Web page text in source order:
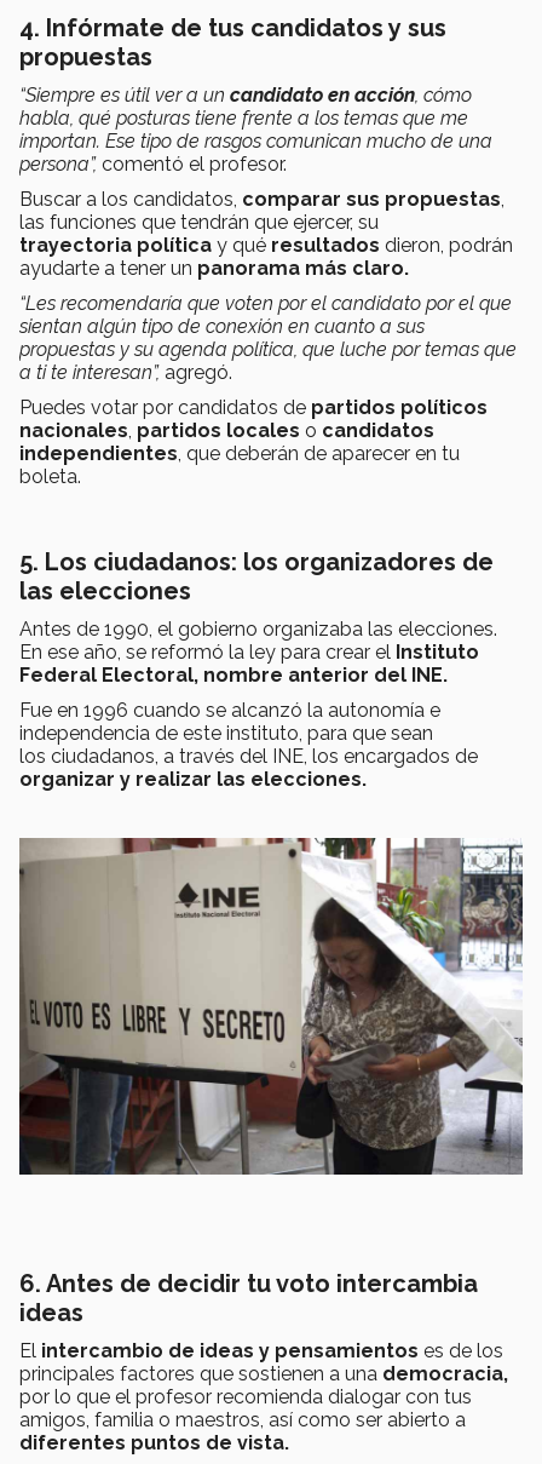
4. Infórmate de tus candidatos y sus
propuestas
“Siempre es útil ver a un candidato en acción, cómo
habla, qué posturas tiene frente a los temas que me
importan. Ese tipo de rasgos comunican mucho de una
persona”, comentó el profesor.
Buscar a los candidatos, comparar sus propuestas,
las funciones que tendrán que ejercer, su
trayectoria política y qué resultados dieron, podrán
ayudarte a tener un panorama más claro.
“Les recomendaría que voten por el candidato por el que
sientan algún tipo de conexión en cuanto a sus
propuestas y su agenda política, que luche por temas que
a ti te interesan”, agregó.
Puedes votar por candidatos de partidos políticos
nacionales, partidos locales o candidatos
independientes, que deberán de aparecer en tu
boleta.
5. Los ciudadanos: los organizadores de
las elecciones
Antes de 1990, el gobierno organizaba las elecciones.
En ese año, se reformó la ley para crear el Instituto
Federal Electoral, nombre anterior del INE.
Fue en 1996 cuando se alcanzó la autonomía e
independencia de este instituto, para que sean
los ciudadanos, a través del INE, los encargados de
organizar y realizar las elecciones.
6. Antes de decidir tu voto intercambia
ideas
El intercambio de ideas y pensamientos es de los
principales factores que sostienen a una democracia,
por lo que el profesor recomienda dialogar con tus
amigos, familia o maestros, así como ser abierto a
diferentes puntos de vista.